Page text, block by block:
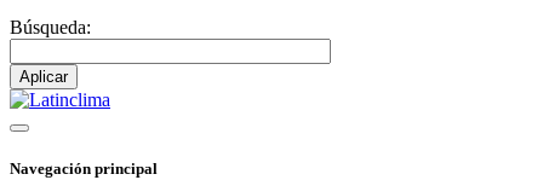
Búsqueda:
Navegación principal